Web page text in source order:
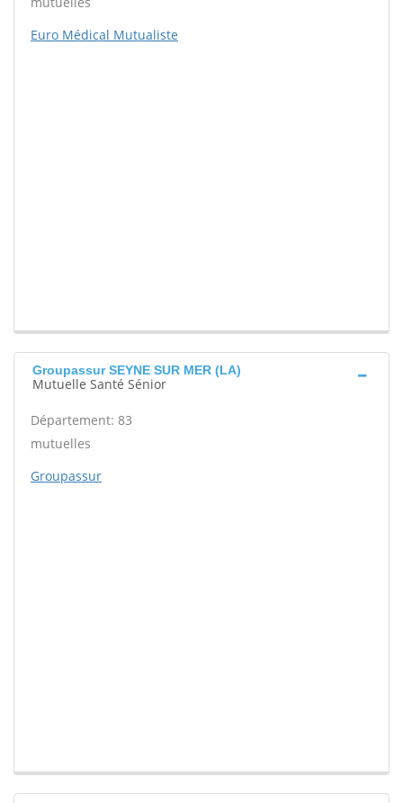
Euro Médical Mutualiste
Groupassur SEYNE SUR MER (LA)
Mutuelle Santé Sénior
Département: 83
mutuelles
Groupassur